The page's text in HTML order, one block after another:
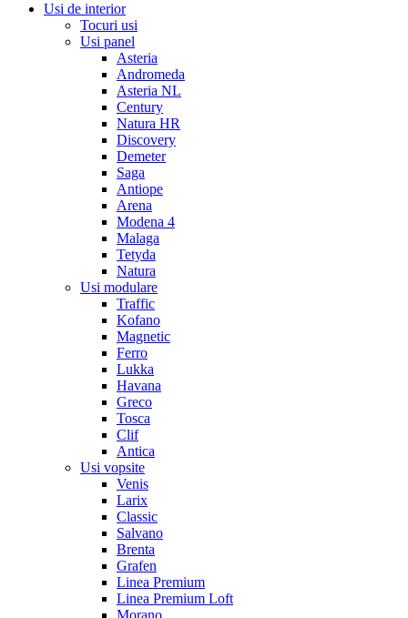
Usi de interior
Tocuri usi
Usi panel
Asteria
Andromeda
Asteria NL
Century
Natura HR
Discovery
Demeter
Saga
Antiope
Arena
Modena 4
Malaga
Tetyda
Natura
Usi modulare
Traffic
Kofano
Magnetic
Ferro
Lukka
Havana
Greco
Tosca
Clif
Antica
Usi vopsite
Venis
Larix
Classic
Salvano
Brenta
Grafen
Linea Premium
Linea Premium Loft
Morano